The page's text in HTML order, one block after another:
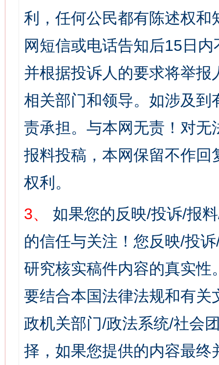
利，任何公民都有陈述权
网短信或电话告知后15日
并根据投诉人的要求将举
相关部门和领导。如涉及
责承担。与本网无责！对
报料投稿，本网保留不作
权利。
3、
如果您的反映/投诉/报
的信任与关注！您反映/投
研究核实稿件内容的真实
要结合本国法律法规和有关
政机关部门/政法系统/社会
择，如果您提供的内容最